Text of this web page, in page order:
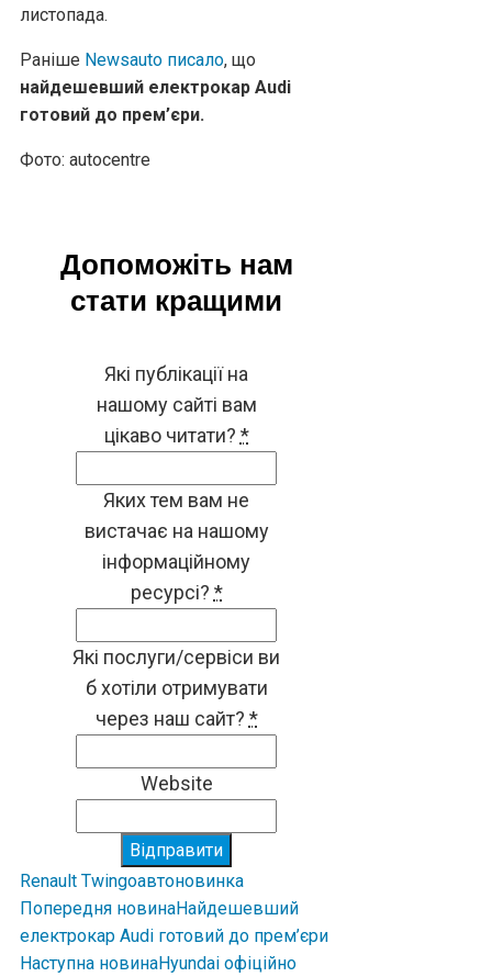
листопада.
Раніше Newsauto писало, що
найдешевший електрокар Audi
готовий до прем’єри.
Фото: autocentre
Допоможіть нам
стати кращими
Які публікації на
нашому сайті вам
цікаво читати? *
Яких тем вам не
вистачає на нашому
інформаційному
ресурсі? *
Які послуги/сервіси ви
б хотіли отримувати
через наш сайт? *
Website
Відправити
Renault Twingoавтоновинка
Попередня новинаНайдешевший
електрокар Audi готовий до прем’єри
Наступна новинаHyundai офіційно